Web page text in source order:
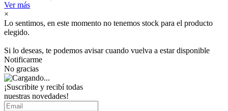
Ver más
×
Lo sentimos, en este momento no tenemos stock para el producto
elegido.
Si lo deseas, te podemos avisar cuando vuelva a estar disponible
Notificarme
No gracias
¡Suscribite y recibí todas
nuestras novedades!